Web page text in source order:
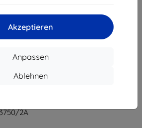
Akzeptieren
Anpassen
Ablehnen
1
2A